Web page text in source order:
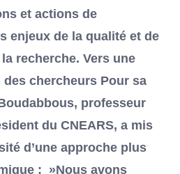
et actions de
enjeux de la qualité et de
recherche. Vers une
chercheurs Pour sa
professeur
du CNEARS, a mis
d’une approche plus
: »Nous avons